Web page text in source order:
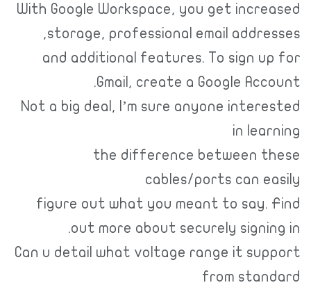
With Google Workspace, you get increased
storage, professional email addresses,
and additional features. To sign up for
Gmail, create a Google Account.
Not a big deal, I’m sure anyone interested
in learning
the difference between these
cables/ports can easily
figure out what you meant to say. Find
out more about securely signing in.
Can u detail what voltage range it support
from standard